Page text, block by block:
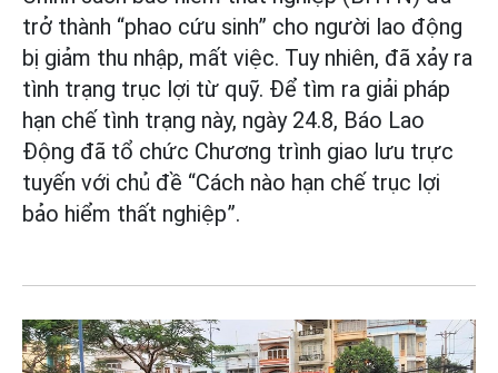
trở thành “phao cứu sinh” cho người lao động
bị giảm thu nhập, mất việc. Tuy nhiên, đã xảy ra
tình trạng trục lợi từ quỹ. Để tìm ra giải pháp
hạn chế tình trạng này, ngày 24.8, Báo Lao
Động đã tổ chức Chương trình giao lưu trực
tuyến với chủ đề “Cách nào hạn chế trục lợi
bảo hiểm thất nghiệp”.